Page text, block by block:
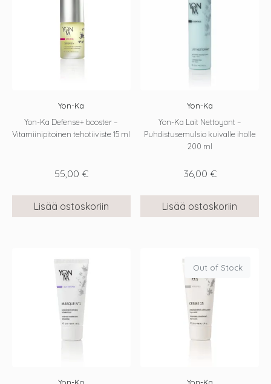
Yon-Ka
Yon-Ka Defense+ booster –
Vitamiinipitoinen tehotiiviste 15 ml
55,00 €
Lisää ostoskoriin
Yon-Ka
Yon-Ka Lait Nettoyant –
Puhdistusemulsio kuivalle iholle
200 ml
36,00 €
Lisää ostoskoriin
Out of Stock